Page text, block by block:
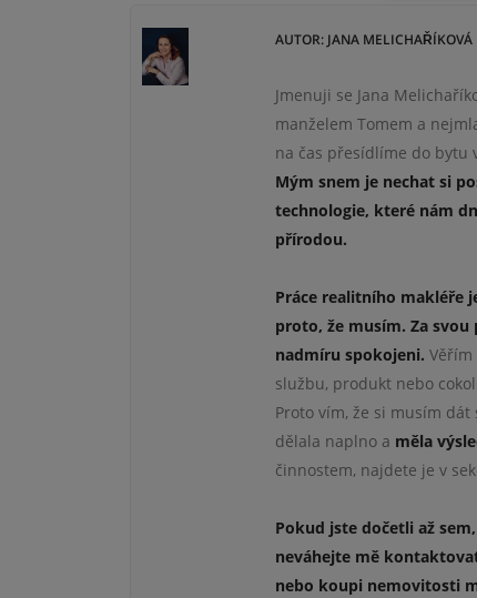
AUTOR: JANA MELICHAŘÍKOVÁ
Jmenuji se Jana
manželem Tomem a
na čas přesídlíme do bytu
Mým snem je nechat si
technologie, které nám
přírodou.
Práce realitního makléře
proto, že musím. Za
nadmíru spokojeni. Věřím
službu, produkt nebo
Proto vím, že si musím
dělala naplno a měla
činnostem, najdete je v
Pokud jste dočetli až
neváhejte mě
nebo koupi nemovitosti